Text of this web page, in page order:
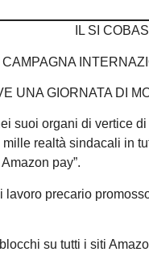
IL SI
UNA GIORNATA DI
suoi organi di vertice
realtà sindacali in
pay”.
lavoro precario
su tutti i siti